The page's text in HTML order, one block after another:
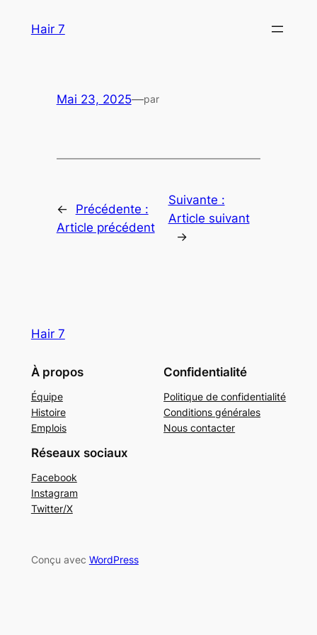
Hair 7
Mai 23, 2025—par
←
Précédente :
Article précédent
Suivante :
Article suivant
→
Hair 7
À propos
Équipe
Histoire
Emplois
Confidentialité
Politique de confidentialité
Conditions générales
Nous contacter
Réseaux sociaux
Facebook
Instagram
Twitter/X
Conçu avec WordPress